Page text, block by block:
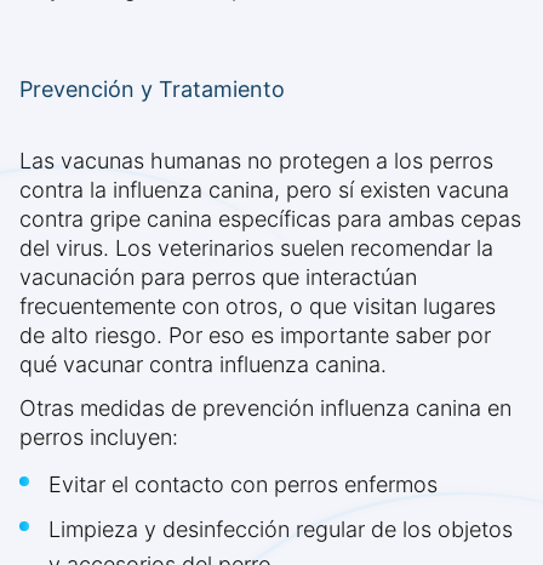
Prevención y Tratamiento
Las vacunas humanas no protegen a los perros
contra la influenza canina, pero sí existen vacuna
contra gripe canina específicas para ambas cepas
del virus. Los veterinarios suelen recomendar la
vacunación para perros que interactúan
frecuentemente con otros, o que visitan lugares
de alto riesgo. Por eso es importante saber por
qué vacunar contra influenza canina.
Otras medidas de prevención influenza canina en
perros incluyen:
Evitar el contacto con perros enfermos
Limpieza y desinfección regular de los objetos